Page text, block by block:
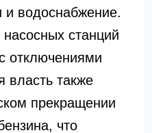
водоснабжение.
станций
отключениями
власть также
прекращении
что